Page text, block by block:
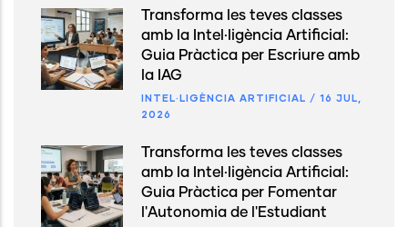
Transforma les teves classes
amb la Intel·ligència Artificial:
Guia Pràctica per Escriure amb
la IAG
INTEL·LIGÈNCIA ARTIFICIAL / 16 JUL,
2026
Transforma les teves classes
amb la Intel·ligència Artificial:
Guia Pràctica per Fomentar
l'Autonomia de l'Estudiant